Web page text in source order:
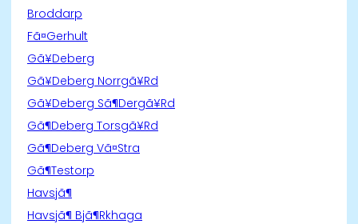
Broddarp
Fã¤Gerhult
Gã¥Deberg
Gã¥Deberg Norrgã¥Rd
Gã¥Deberg Sã¶Dergã¥Rd
Gã¶Deberg Torsgã¥Rd
Gã¶Deberg Vã¤Stra
Gã¶Testorp
Havsjã¶
Havsjã¶ Bjã¶Rkhaga